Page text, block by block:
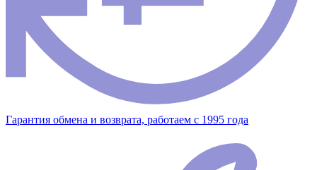
Гарантия обмена и возврата, работаем с 1995 года